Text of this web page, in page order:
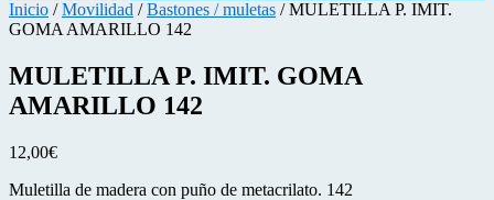
Inicio /Movilidad /Bastones / muletas / MULETILLA P. IMIT.
GOMA AMARILLO 142
MULETILLA P. IMIT. GOMA
AMARILLO 142
12,00€
Muletilla de madera con puño de metacrilato. 142